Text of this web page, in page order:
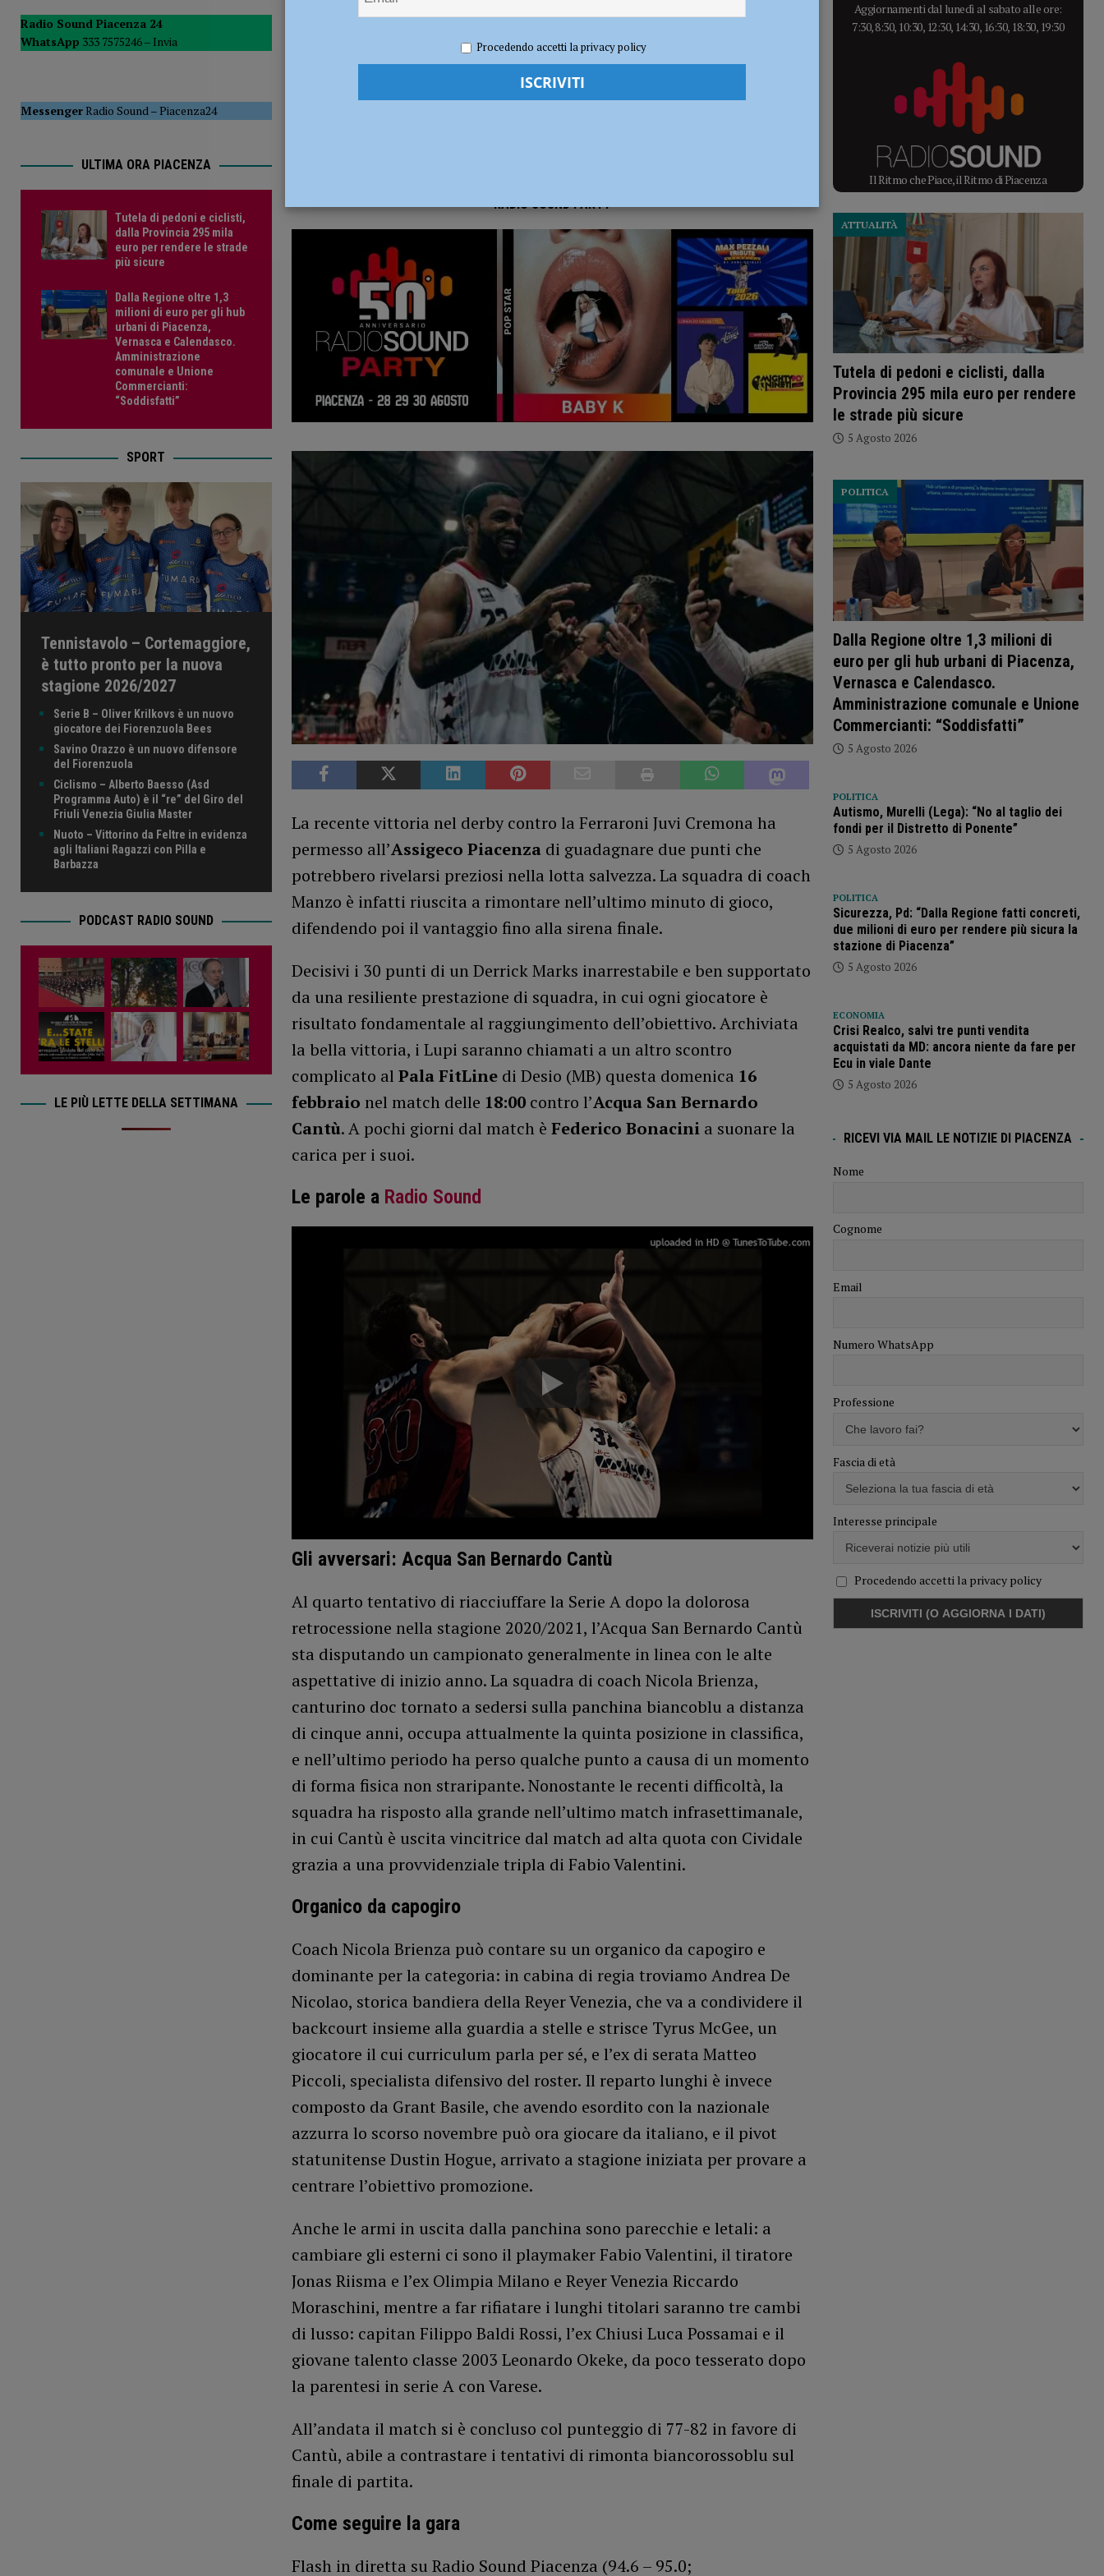
POLITICA
[ 5 Agosto 2026 ] Caldo estremo e asili nido, Tagliaferri (FdI): “Verificare subito la situazione nella provincia di Piacenza”
RADIO SOUND PARTY
La recente vittoria nel derby contro la Ferraroni Juvi Cremona ha
permesso all’Assigeco Piacenza di guadagnare due punti che
potrebbero rivelarsi preziosi nella lotta salvezza. La squadra di coach
Manzo è infatti riuscita a rimontare nell’ultimo minuto di gioco,
difendendo poi il vantaggio fino alla sirena finale.
Decisivi i 30 punti di un Derrick Marks inarrestabile e ben supportato
da una resiliente prestazione di squadra, in cui ogni giocatore è
risultato fondamentale al raggiungimento dell’obiettivo. Archiviata
la bella vittoria, i Lupi saranno chiamati a un altro scontro
complicato al Pala FitLinedi Desio (MB) questa domenica 16
febbraio nel match delle 18:00contro l’Acqua San Bernardo
Cantù. A pochi giorni dal match è Federico Bonacinia suonare la
carica per i suoi.
Le parole a Radio Sound
Gli avversari: Acqua San Bernardo Cantù
Al quarto tentativo di riacciuffare la Serie A dopo la dolorosa
retrocessione nella stagione 2020/2021, l’Acqua San Bernardo Cantù
sta disputando un campionato generalmente in linea con le alte
aspettative di inizio anno. La squadra di coach Nicola Brienza,
canturino doc tornato a sedersi sulla panchina biancoblu a distanza
di cinque anni, occupa attualmente la quinta posizione in classifica,
e nell’ultimo periodo ha perso qualche punto a causa di un momento
di forma fisica non straripante. Nonostante le recenti difficoltà, la
squadra ha risposto alla grande nell’ultimo match infrasettimanale,
in cui Cantù è uscita vincitrice dal match ad alta quota con Cividale
grazia a una provvidenziale tripla di Fabio Valentini.
Organico da capogiro
Coach Nicola Brienza può contare su un organico da capogiro e
dominante per la categoria: in cabina di regia troviamo Andrea De
Nicolao, storica bandiera della Reyer Venezia, che va a condividere il
backcourt insieme alla guardia a stelle e strisce Tyrus McGee, un
giocatore il cui curriculum parla per sé, e l’ex di serata Matteo
Piccoli, specialista difensivo del roster. Il reparto lunghi è invece
composto da Grant Basile, che avendo esordito con la nazionale
azzurra lo scorso novembre può ora giocare da italiano, e il pivot
statunitense Dustin Hogue, arrivato a stagione iniziata per provare a
centrare l’obiettivo promozione.
Anche le armi in uscita dalla panchina sono parecchie e letali: a
cambiare gli esterni ci sono il playmaker Fabio Valentini, il tiratore
Jonas Riisma e l’ex Olimpia Milano e Reyer Venezia Riccardo
Moraschini, mentre a far rifiatare i lunghi titolari saranno tre cambi
di lusso: capitan Filippo Baldi Rossi, l’ex Chiusi Luca Possamai e il
giovane talento classe 2003 Leonardo Okeke, da poco tesserato dopo
la parentesi in serie A con Varese.
All’andata il match si è concluso col punteggio di 77-82 in favore di
Cantù, abile a contrastare i tentativi di rimonta biancorossoblu sul
finale di partita.
Come seguire la gara
Flash in diretta su Radio Sound Piacenza (94.6 – 95.0;
Radio Sound Piacenza 24
WhatsApp 333 7575246 – Invia
MessengerRadio Sound–Piacenza24
ULTIMA ORA PIACENZA
Tutela di pedoni e ciclisti,
dalla Provincia 295 mila
euro per rendere le strade
più sicure
Dalla Regione oltre 1,3
milioni di euro per gli hub
urbani di Piacenza,
Vernasca e Calendasco.
Amministrazione
comunale e Unione
Commercianti:
“Soddisfatti”
SPORT
Tennistavolo – Cortemaggiore,
è tutto pronto per la nuova
stagione 2026/2027
Serie B – Oliver Krilkovs è un nuovo
giocatore dei Fiorenzuola Bees
Savino Orazzo è un nuovo difensore
del Fiorenzuola
Ciclismo – Alberto Baesso (Asd
Programma Auto) è il “re” del Giro del
Friuli Venezia Giulia Master
Nuoto – Vittorino da Feltre in evidenza
agli Italiani Ragazzi con Pilla e
Barbazza
PODCAST RADIO SOUND
LE PIÙ LETTE DELLA SETTIMANA
Aggiornamenti dal lunedì al sabato alle ore:
7:30, 8:30, 10:30, 12:30, 14:30, 16:30, 18:30, 19:30
Il Ritmo che Piace, il Ritmo di Piacenza
Tutela di pedoni e ciclisti, dalla
Provincia 295 mila euro per rendere
le strade più sicure
ATTUALITÀ
5 Agosto 2026
Dalla Regione oltre 1,3 milioni di
euro per gli hub urbani di Piacenza,
Vernasca e Calendasco.
Amministrazione comunale e Unione
Commercianti: “Soddisfatti”
POLITICA
5 Agosto 2026
POLITICA
Autismo, Murelli (Lega): “No al taglio dei
fondi per il Distretto di Ponente”
5 Agosto 2026
POLITICA
Sicurezza, Pd: “Dalla Regione fatti concreti,
due milioni di euro per rendere più sicura la
stazione di Piacenza”
5 Agosto 2026
ECONOMIA
Crisi Realco, salvi tre punti vendita
acquistati da MD: ancora niente da fare per
Ecu in viale Dante
5 Agosto 2026
RICEVI VIA MAIL LE NOTIZIE DI PIACENZA
Nome
Cognome
Email
Numero WhatsApp
Professione
Fascia di età
Interesse principale
Procedendo accetti la privacy policy
Procedendo accetti la privacy policy